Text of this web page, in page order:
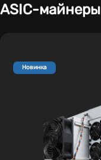
ASIC-майнеры
Новинка